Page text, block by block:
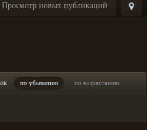
Просмотр новых публикаций
по убыванию по возрастанию